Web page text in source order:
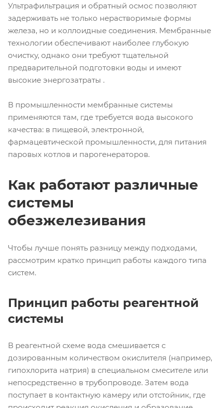
Ультрафильтрация и обратный осмос позволяют
задерживать не только нерастворимые формы
железа, но и коллоидные соединения. Мембранные
технологии обеспечивают наиболее глубокую
очистку, однако они требуют тщательной
предварительной подготовки воды и имеют
высокие энергозатраты .
В промышленности мембранные системы
применяются там, где требуется вода высокого
качества: в пищевой, электронной,
фармацевтической промышленности, для питания
паровых котлов и парогенераторов.
Как работают различные
системы
обезжелезивания
Чтобы лучше понять разницу между подходами,
рассмотрим кратко принцип работы каждого типа
систем.
Принцип работы реагентной
системы
В реагентной схеме вода смешивается с
дозированным количеством окислителя (например,
гипохлорита натрия) в специальном смесителе или
непосредственно в трубопроводе. Затем вода
поступает в контактную камеру или отстойник, где